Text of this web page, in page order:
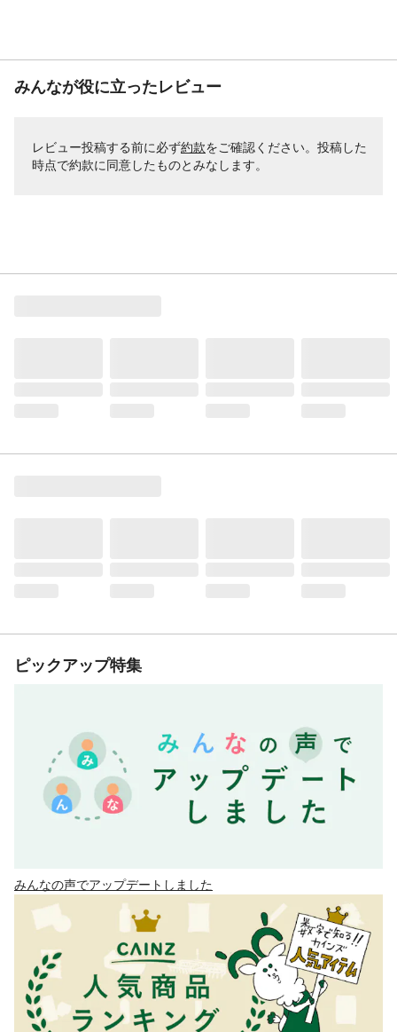
みんなが役に立ったレビュー
レビュー投稿する前に必ず約款をご確認ください。投稿した
時点で約款に同意したものとみなします。
ピックアップ特集
みんなの声でアップデートしました